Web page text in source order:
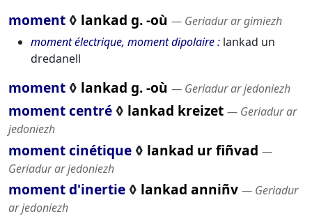
moment ◊ lankad g. -où ― Geriadur ar gimiezh
moment électrique, moment dipolaire lankad un
dredanell
moment ◊ lankad g. -où ― Geriadur ar jedoniezh
moment centré ◊ lankad kreizet ― Geriadur ar
jedoniezh
moment cinétique ◊ lankad ur fiñvad ―
Geriadur ar jedoniezh
moment d'inertie ◊ lankad anniñv ― Geriadur
ar jedoniezh